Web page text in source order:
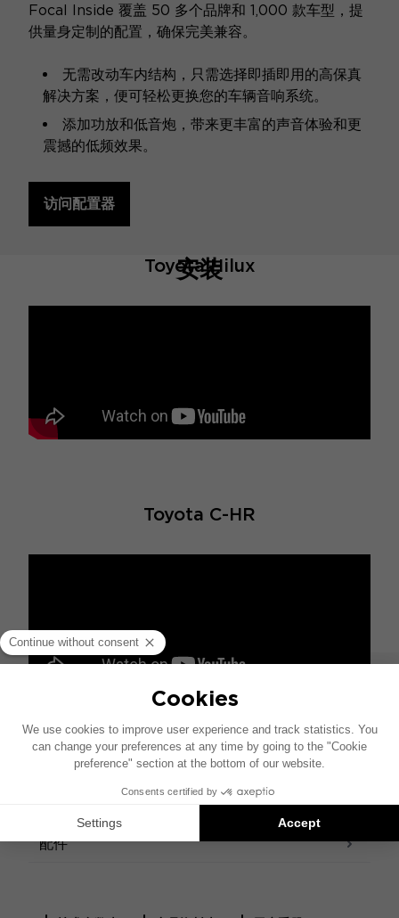
Focal Inside 覆盖 50 多个品牌和 1,000 款车型，提
供量身定制的配置，确保完美兼容。
无需改动车内结构，只需选择即插即用的高保真
解决方案，便可轻松更换您的车辆音响系统。
添加功放和低音炮，带来更丰富的声音体验和更
震撼的低频效果。
访问配置器
安装
Toyota Hilux
Toyota C-HR
设计
配件